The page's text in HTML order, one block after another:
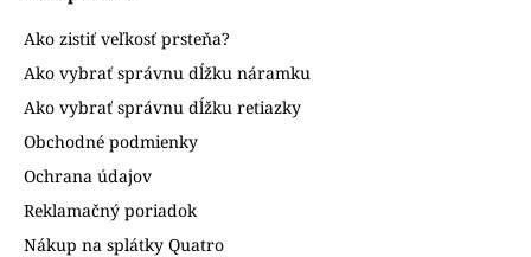
Ako zistiť veľkosť prsteňa?
Ako vybrať správnu dĺžku náramku
Ako vybrať správnu dĺžku retiazky
Obchodné podmienky
Ochrana údajov
Reklamačný poriadok
Nákup na splátky Quatro